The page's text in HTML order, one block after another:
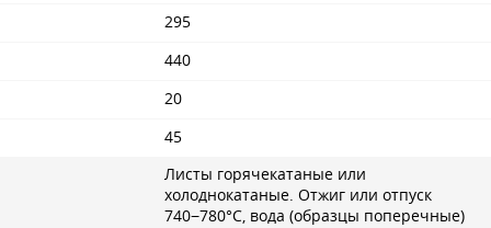
295
440
20
45
Листы горячекатаные или
холоднокатаные. Отжиг или отпуск
740−780°С, вода (образцы поперечные)